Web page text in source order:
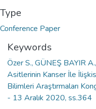
Type
Conference Paper
Keywords
Özer S., GÜNEŞ BAYIR
Asitlerinin Kanser İle
Bilimleri Araştırmaları
- 13 Aralık 2020, ss.364